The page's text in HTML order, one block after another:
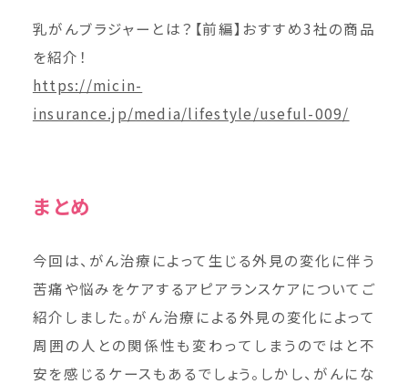
乳がんブラジャーとは？【前編】おすすめ3社の商品
を紹介！
https://micin-
insurance.jp/media/lifestyle/useful-009/
まとめ
今回は、がん治療によって生じる外見の変化に伴う
苦痛や悩みをケアするアピアランスケアについてご
紹介しました。がん治療による外見の変化によって
周囲の人との関係性も変わってしまうのではと不
安を感じるケースもあるでしょう。しかし、がんにな